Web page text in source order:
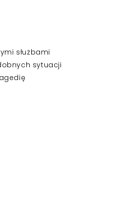
służbami
sytuacji